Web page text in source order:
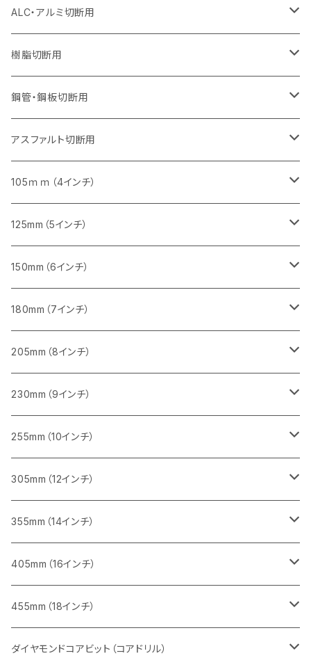
セグメント（特殊凸凹加工チップ）
セグメント（特殊凸凹加工チップ）
セグメント
セグメント（特殊凸凹加工チップ）
セグメントタイプ
セグメントタイプ（一般道路カッター用
355mm（14インチ）
セグメントタイプ
セグメントタイプ（一般道路カッター用
405mm（16インチ）
セグメントタイプ
セグメントタイプ（一般道路カッター用
455mm（18インチ）
セグメント（一般道路カッター用
セグメントタイプ
埋設鋳鉄管工事対応タイプ
355mm（14インチ）
セグメントタイプ
埋設鋳鉄管工事対応タイプ
405mm（16インチ）
セグメントタイプ
埋設鋳鉄管工事対応タイプ
ウェーブタイプ
セグメントタイプ
ウェーブタイプ
255mm（10インチ）
セグメントタイプ
セグメントタイプ（一般道路カッター用
305mm（12インチ）
セグメント
セグメント（特殊凸凹加工チップ）
355mm（14インチ）
セグメント
セグメント（特殊凸凹加工チップ）
405mm（16インチ）
セグメント
セグメント（一般道路カッター用
473mm（18インチ）
セグメント（一般道路カッター用
セグメントタイプ
205mm（8インチ）
セグメントタイプ
230mm（9インチ）
セグメントタイプ
255mm（10インチ）
セグメントタイプ
305mm（12インチ）
セグメント
セグメント（特殊凸凹加工チップ）
355mm（14インチ）
セグメント
セグメント（特殊凸凹加工チップ）
405mm（16インチ）
セグメントタイプ
セグメントタイプ
125ｍｍ（5インチ）
ALC・アルミ切断用
305mm（12インチ）
砥石（補強綱入り）
355mm（14インチ）
砥石（補強綱入り）
樹脂切断用
305mm（12インチ）
砥石（補強綱入り）
355mm（14インチ）
砥石（補強綱入り）
鋼管・鋼板切断用
305mm（12インチ）
砥石（補強綱入り）
355mm（14インチ）
砥石（補強綱入り）
アスファルト切断用
255ｍｍ（10インチ）
一般道路カッター用
305ｍｍ（12インチ）
一般道路カッター用
355ｍｍ（14インチ）
一般道路カッター用
405mm（16インチ）
一般道路カッター用
455ｍｍ（18インチ）
一般道路カッター用
105ｍｍ（4インチ）
タイル切断用
みかげ石（御影石）切断用
コンクリート切断用
ブロック切断用
レンガ切断用
インターロッキング切断用
鋳鉄管切断用
ヒューム管・U字溝切断用
125mm（5インチ）
タイル切断用
みかげ石（御影石）切断用
コンクリート切断用
ブロック切断用
レンガ切断用
インターロッキング切断用
鋳鉄管切断用
ヒューム管・U字溝切断用
FRP切断用
塩ビ管・キッチンパネル切断用
150mm（6インチ）
みかげ石（御影石）切断用
コンクリート切断用
ブロック切断用
レンガ切断用
インターロッキング切断用
鋳鉄管切断用
ヒューム管・U字溝切断用
180mm（7インチ）
みかげ石（御影石）切断用
コンクリート切断用
ブロック切断用
レンガ切断用
インターロッキング切断用
鋳鉄管切断用
ヒューム管・U字溝切断用
205mm（8インチ）
みかげ石（御影石）切断用
コンクリート切断用
ブロック切断用
レンガ切断用
インターロッキング切断用
鋳鉄管切断用
ヒューム管・U字溝切断用
230mm（9インチ）
みかげ石（御影石）切断用
コンクリート切断用
ブロック切断用
レンガ切断用
インターロッキング切断用
鋳鉄管切断用
255mm（10インチ）
コンクリート切断用
一般道路カッター用
ブロック切断用
レンガ切断用
インターロッキング切断用
一般道路カッター用
ヒューム管・U字溝切断用
305mm（12インチ）
みかげ石（御影石）切断用
セグメント
セグメント（特殊凹凸加工チップ
鉄筋コンクリート切断用
セグメントタイプ
コンクリート切断用
セグメント
ブロック切断用
355mm（14インチ）
みかげ石（御影石）切断用
セグメント
セグメント（特殊凸凹加工チップ
鉄筋コンクリート切断用
セグメントタイプ
コンクリート切断用
405mm（16インチ）
みかげ石（御影石）切断用
セグメントタイプ
コンクリート切断用
455mm（18インチ）
道路コンクリート切断用
ダイヤモンドコアビット（コアドリル）